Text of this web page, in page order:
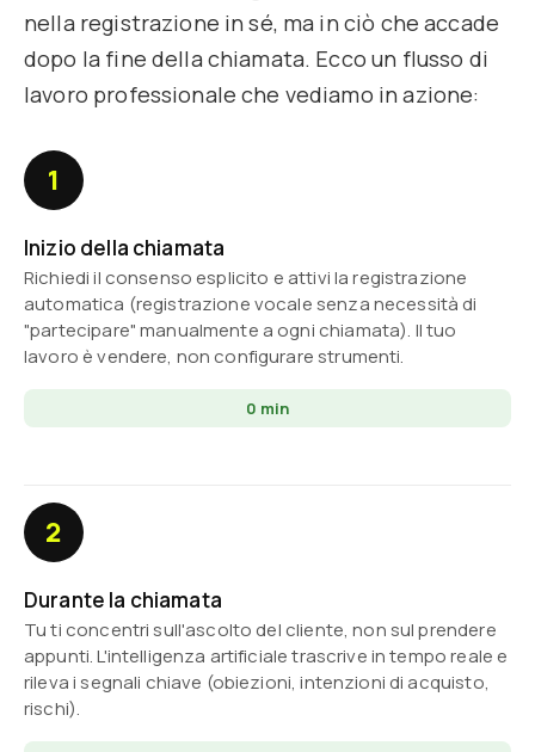
nella registrazione in sé, ma in ciò che accade
dopo la fine della chiamata. Ecco un flusso di
lavoro professionale che vediamo in azione:
1
Inizio della chiamata
Richiedi il consenso esplicito e attivi la registrazione
automatica (registrazione vocale senza necessità di
"partecipare" manualmente a ogni chiamata). Il tuo
lavoro è vendere, non configurare strumenti.
0 min
2
Durante la chiamata
Tu ti concentri sull'ascolto del cliente, non sul prendere
appunti. L'intelligenza artificiale trascrive in tempo reale e
rileva i segnali chiave (obiezioni, intenzioni di acquisto,
rischi).